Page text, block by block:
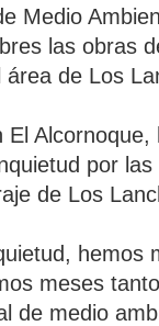
Medio
las obras
de Los
El
por
de Los
hemos
meses
de medio